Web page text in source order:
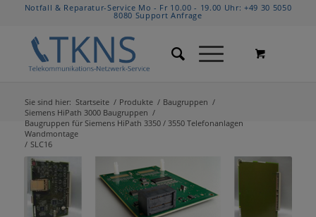
Notfall & Reparatur-Service Mo - Fr 10.00 - 19.00 Uhr:+49 30 5050
8080 Support Anfrage
Sie sind hier: Startseite / Produkte / Baugruppen /
Siemens HiPath 3000 Baugruppen /
Baugruppen für Siemens HiPath 3350 / 3550 Telefonanlagen
Wandmontage
/ SLC16